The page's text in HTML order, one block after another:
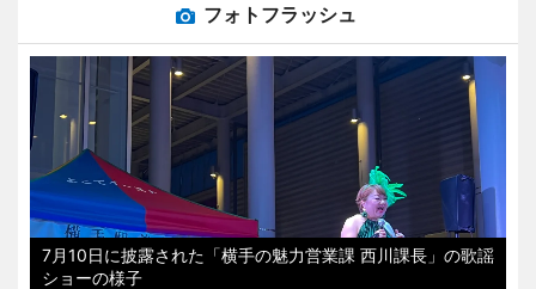
フォトフラッシュ
7月10日に披露された「横手の魅力営業課 西川課長」の歌謡
ショーの様子